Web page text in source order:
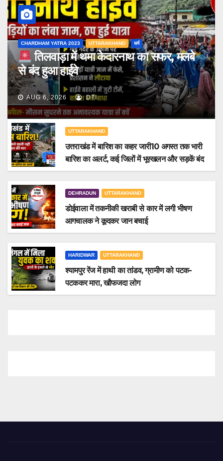
CHARDHAM YATRA 2023 UTTARAKHAND धर्म
तिलवाड़ा में थमा केदारनाथ का सफर, मलबे
से बंद हुआ हाईवे
AUG 6, 2026 DTI
UTTARAKHAND
उत्तराखंड में बारिश का कहर जारी10 अगस्त तक भारी
बारिश का अलर्ट, कई जिलों में भूस्खलन और सड़कें बंद
DEHRADUN UTTARAKHAND
डोईवाला में तकनीकी खराबी से कार में लगी भीषण
आगचालक ने कूदकर जान बचाई
HARIDWAR UTTARAKHAND
श्यामपुर रेंज में हाथी का तांडव, ग्रामीण को पटक-
पटककर मारा, खौफजदा लोग